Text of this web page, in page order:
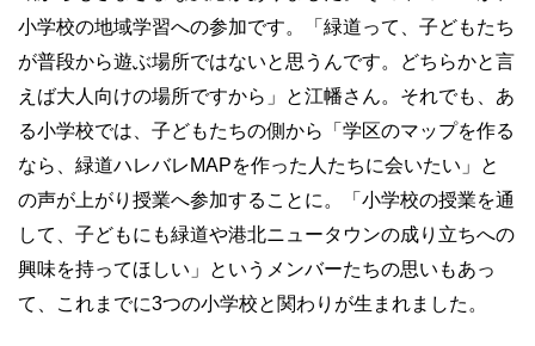
小学校の地域学習への参加です。「緑道って、子どもたち
が普段から遊ぶ場所ではないと思うんです。どちらかと言
えば大人向けの場所ですから」と江幡さん。それでも、あ
る小学校では、子どもたちの側から「学区のマップを作る
なら、緑道ハレバレMAPを作った人たちに会いたい」と
の声が上がり授業へ参加することに。「小学校の授業を通
して、子どもにも緑道や港北ニュータウンの成り立ちへの
興味を持ってほしい」というメンバーたちの思いもあっ
て、これまでに3つの小学校と関わりが生まれました。